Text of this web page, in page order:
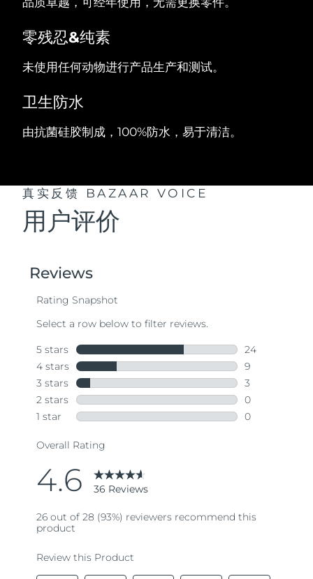
零残忍&纯素
未使用任何动物进行产品生产和测试。
卫生防水
由抗菌硅胶制成，100%防水，易于清洁。
真实反馈 BAZAAR VOICE
用户评价